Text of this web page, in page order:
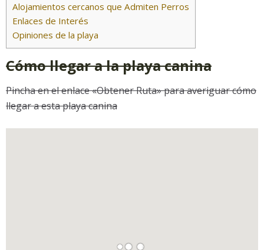
Alojamientos cercanos que Admiten Perros
Enlaces de Interés
Opiniones de la playa
Cómo llegar a la playa canina
Pincha en el enlace «Obtener Ruta» para averiguar cómo
llegar a esta playa canina